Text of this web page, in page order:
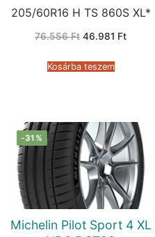
205/60R16 H TS 860S XL*
76.556Ft Original
76.556 Ft.
46.981 FtCurrent
Kosárba teszem
-31%
Michelin Pilot Sport 4 XL